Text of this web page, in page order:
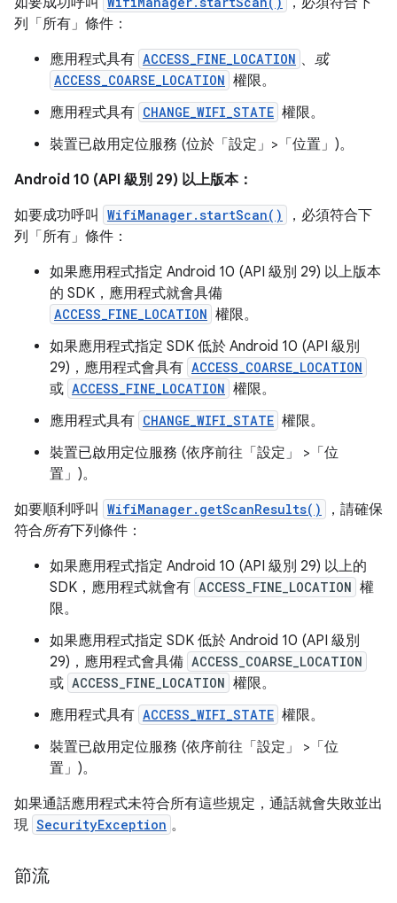
列「所有」 條件：
應用程式具有 ACCESS_FINE_LOCATION 、 或
ACCESS_COARSE_LOCATION 權限。
應用程式具有 CHANGE_WIFI_STATE 權限。
裝置已啟用定位服務 (位於「設定」>「位置」 )。
Android 10 (API 級別 29) 以上版本：
如要成功呼叫
WifiManager.startScan()
，必須符合下
列「所有」 條件：
如果應用程式指定 Android 10 (API 級別 29) 以上版本
的 SDK，應用程式就會具備
ACCESS_FINE_LOCATION 權限。
如果應用程式指定 SDK 低於 Android 10 (API 級別
29)，應用程式會具有 ACCESS_COARSE_LOCATION
或 ACCESS_FINE_LOCATION 權限。
應用程式具有 CHANGE_WIFI_STATE 權限。
裝置已啟用定位服務 (依序前往「設定」
>「位
置」 )。
如要順利呼叫
WifiManager.getScanResults()
，請確保
符合所有下列條件：
如果應用程式指定 Android 10 (API 級別 29) 以上的
SDK，應用程式就會有 ACCESS_FINE_LOCATION 權
限。
如果應用程式指定 SDK 低於 Android 10 (API 級別
29)，應用程式會具備 ACCESS_COARSE_LOCATION
或 ACCESS_FINE_LOCATION 權限。
應用程式具有 ACCESS_WIFI_STATE 權限。
裝置已啟用定位服務 (依序前往「設定」
>「位
置」 )。
如果通話應用程式未符合所有這些規定，通話就會失敗並出
現 SecurityException 。
節流